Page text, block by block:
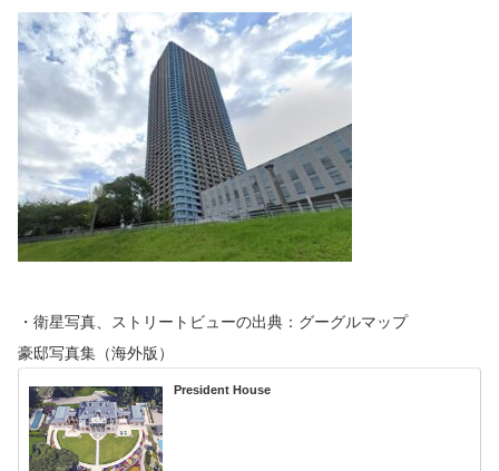
・衛星写真、ストリートビューの出典：グーグルマップ
豪邸写真集（海外版）
President House